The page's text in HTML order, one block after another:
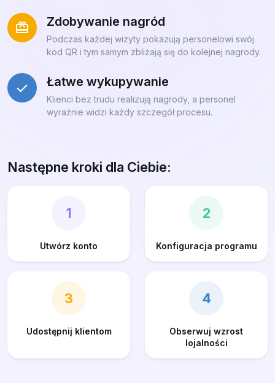
Zdobywanie nagród
Podczas każdej wizyty pokazują personelowi swój
kod QR i tym samym zbliżają się do kolejnej nagrody.
Łatwe wykupywanie
Klienci bez trudu realizują nagrody, a personel
wyraźnie widzi każdy szczegół procesu.
Następne kroki dla Ciebie:
1
Utwórz konto
2
Konfiguracja programu
3
Udostępnij klientom
4
Obserwuj wzrost
lojalności